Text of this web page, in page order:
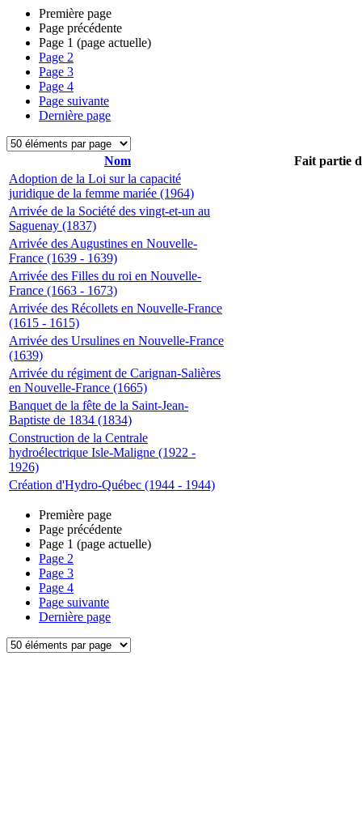
Première page
Page précédente
Page 1 (page actuelle)
Page 2
Page 3
Page 4
Page suivante
Dernière page
Nom
Fait partie
Adoption de la Loi sur la capacité
juridique de la femme mariée (1964)
Arrivée de la Société des vingt-et-un au
Saguenay (1837)
Arrivée des Augustines en Nouvelle-
France (1639 - 1639)
Arrivée des Filles du roi en Nouvelle-
France (1663 - 1673)
Arrivée des Récollets en Nouvelle-France
(1615 - 1615)
Arrivée des Ursulines en Nouvelle-France
(1639)
Arrivée du régiment de Carignan-Salières
en Nouvelle-France (1665)
Banquet de la fête de la Saint-Jean-
Baptiste de 1834 (1834)
Construction de la Centrale
hydroélectrique Isle-Maligne (1922 -
1926)
Création d'Hydro-Québec (1944 - 1944)
Première page
Page précédente
Page 1 (page actuelle)
Page 2
Page 3
Page 4
Page suivante
Dernière page